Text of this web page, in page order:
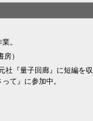
。
房）
社『量子回廊』に短編を収
て』に参加中。